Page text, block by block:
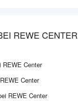
REWE CENTER
REWE Center
Center
REWE Center